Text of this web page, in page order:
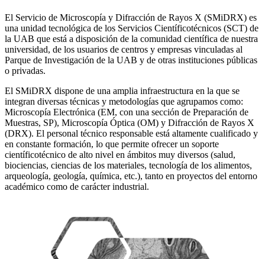
El Servicio de Microscopía y Difracción de Rayos X (SMiDRX) es
una unidad tecnológica de los Servicios Científicotécnicos (SCT) de
la UAB que está a disposición de la comunidad científica de nuestra
universidad, de los usuarios de centros y empresas vinculadas al
Parque de Investigación de la UAB y de otras instituciones públicas
o privadas.
El SMiDRX dispone de una amplia infraestructura en la que se
integran diversas técnicas y metodologías que agrupamos como:
Microscopía Electrónica (EM, con una sección de Preparación de
Muestras, SP), Microscopía Óptica (OM) y Difracción de Rayos X
(DRX). El personal técnico responsable está altamente cualificado y
en constante formación, lo que permite ofrecer un soporte
científicotécnico de alto nivel en ámbitos muy diversos (salud,
biociencias, ciencias de los materiales, tecnología de los alimentos,
arqueología, geología, química, etc.), tanto en proyectos del entorno
académico como de carácter industrial.